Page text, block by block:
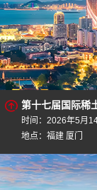
第十七届国际稀
时间：2026年5月
地点：福建 厦门